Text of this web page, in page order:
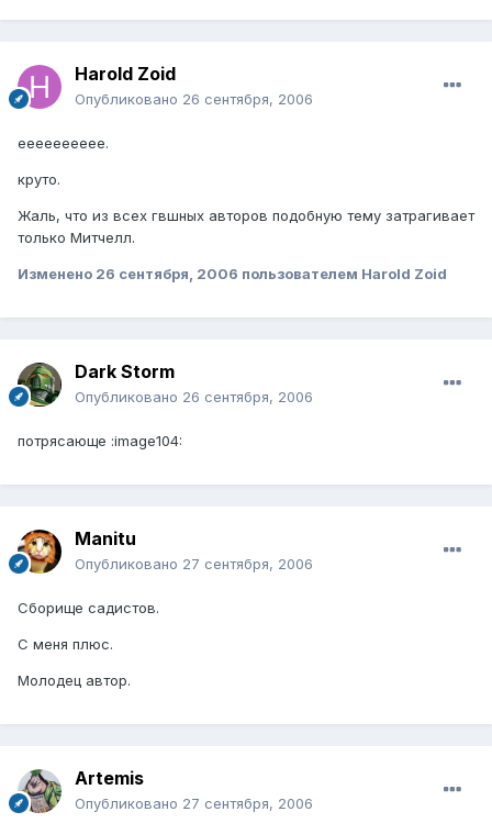
Harold Zoid
Опубликовано 26 сентября, 2006
ееееееееее.
круто.
Жаль, что из всех гвшных авторов подобную тему затрагивает
только Митчелл.
Изменено 26 сентября, 2006 пользователем Harold Zoid
Dark Storm
Опубликовано 26 сентября, 2006
потрясающе :image104:
Manitu
Опубликовано 27 сентября, 2006
Сборище садистов.
С меня плюс.
Молодец автор.
Artemis
Опубликовано 27 сентября, 2006